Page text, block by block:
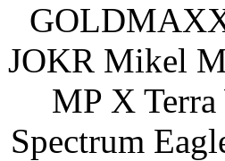
JOKR Mikel
MP X
Spectrum